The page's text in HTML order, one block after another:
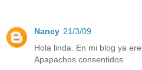
Nancy 21/3/09
Hola linda. En mi blog ya
Apapachos consentidos.